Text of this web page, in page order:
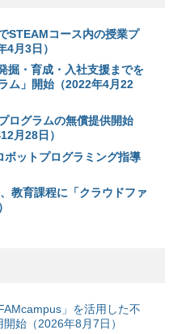
STEAMコース内の授業プ
月3日）
掘・育成・入社支援までを
ム」開始（2022年4月22
ログラムの無償提供開始
月28日）
ボットプログラミング指導
教育課程に「クラウドファ
」を活用した不
始（2026年8月7日）